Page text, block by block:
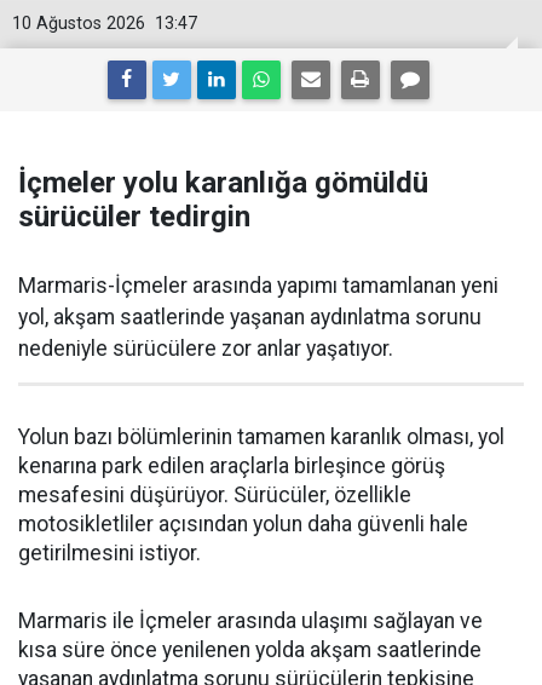
13:47
10 Ağustos 2026
İçmeler yolu karanlığa gömüldü
sürücüler tedirgin
Marmaris-İçmeler arasında yapımı tamamlanan yeni
yol, akşam saatlerinde yaşanan aydınlatma sorunu
nedeniyle sürücülere zor anlar yaşatıyor.
Yolun bazı bölümlerinin tamamen karanlık olması, yol
kenarına park edilen araçlarla birleşince görüş
mesafesini düşürüyor. Sürücüler, özellikle
motosikletliler açısından yolun daha güvenli hale
getirilmesini istiyor.
Marmaris ile İçmeler arasında ulaşımı sağlayan ve
kısa süre önce yenilenen yolda akşam saatlerinde
yaşanan aydınlatma sorunu sürücülerin tepkisine